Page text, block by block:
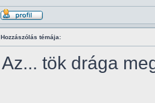
Hozzászólás témája:
Az... tök drága